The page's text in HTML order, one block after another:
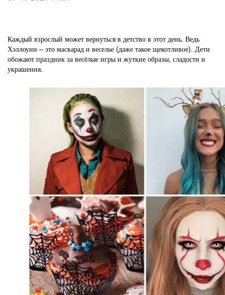
Каждый взрослый может вернуться в детство в этот день. Ведь
Хэллоуин – это маскарад и веселье (даже такое щекотливое). Дети
обожают праздник за весёлые игры и жуткие образы, сладости и
украшения.